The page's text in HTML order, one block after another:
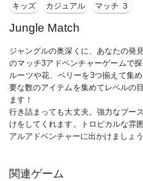
キッズ カジュアル マッチ ３
Jungle Match
ジャングルの奥深くに、あなたの発
のマッチ3アドベンチャーゲームで
ルーツや花、ベリーを3つ揃えて集
要な数のアイテムを集めてレベルの
ます！
行き詰まっても大丈夫。強力なブー
けをしてくれます。トロピカルな雰
アルアドベンチャーに出かけましょう
関連ゲーム